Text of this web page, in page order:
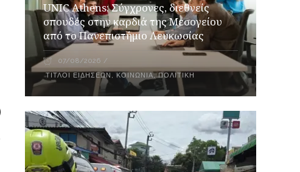
UNIC Athens: Σύγχρονες, διεθνείς
σπουδές στην καρδιά της Μεσογείου
από το Πανεπιστήμιο Λευκωσίας
07/08/2026
ΤΊΤΛΟΙ ΕΙΔΉΣΕΩΝ , ΚΟΙΝΩΝΊΑ,ΠΟΛΙΤΙΚΉ